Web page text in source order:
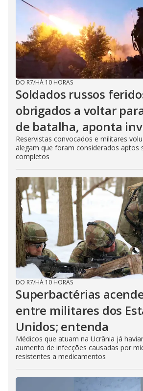
DO R7/HÁ 10 HORAS
Soldados russos
obrigados a voltar
de batalha, aponta
Reservistas convocados e militares
alegam que foram considerados aptos
completos
DO R7/HÁ 10 HORAS
Superbactérias
entre militares dos
Unidos; entenda
Médicos que atuam na Ucrânia já
aumento de infecções causadas por
resistentes a medicamentos